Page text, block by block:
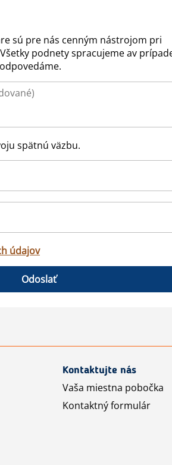
sú pre nás cenným nástrojom pri
podnety spracujeme av
spätnú väzbu.
údajov
Odoslať
Kontaktujte nás
Vaša miestna pobočka
Kontaktný formulár